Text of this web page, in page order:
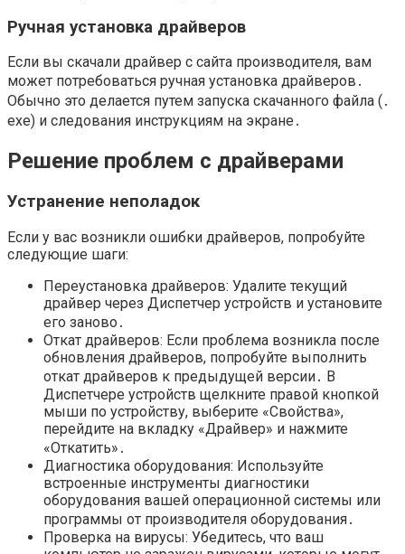
Ручная установка драйверов
Если вы скачали драйвер с сайта производителя, вам
может потребоваться ручная установка драйверов․
Обычно это делается путем запуска скачанного файла (․
exe) и следования инструкциям на экране․
Решение проблем с драйверами
Устранение неполадок
Если у вас возникли ошибки драйверов, попробуйте
следующие шаги:
Переустановка драйверов: Удалите текущий
драйвер через Диспетчер устройств и установите
его заново․
Откат драйверов: Если проблема возникла после
обновления драйверов, попробуйте выполнить
откат драйверов к предыдущей версии․ В
Диспетчере устройств щелкните правой кнопкой
мыши по устройству, выберите «Свойства»,
перейдите на вкладку «Драйвер» и нажмите
«Откатить»․
Диагностика оборудования: Используйте
встроенные инструменты диагностики
оборудования вашей операционной системы или
программы от производителя оборудования․
Проверка на вирусы: Убедитесь, что ваш